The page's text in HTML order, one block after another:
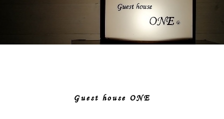
Guest house ONE